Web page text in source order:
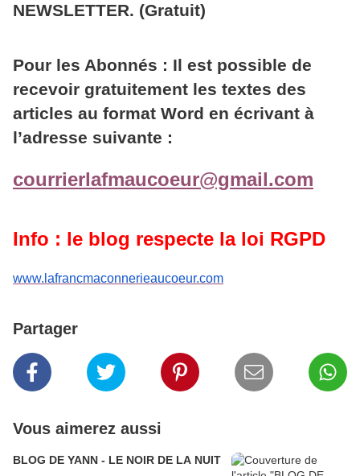
NEWSLETTER. (Gratuit)
Pour les Abonnés : Il est possible de
recevoir gratuitement les textes des
articles au format Word en écrivant à
l’adresse suivante :
courrierlafmaucoeur@gmail.com
Info : le blog respecte la loi RGPD
www.lafrancmaconnerieaucoeur.com
Partager
Vous aimerez aussi
BLOG DE YANN - LE NOIR DE LA NUIT